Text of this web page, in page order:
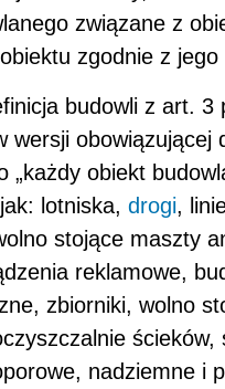
związane z
zgodnie z jego
budowli z art.
wersji obowiązującej
„każdy obiekt
lotniska, drogi,
stojące maszty
reklamowe,
zbiorniki, wolno
ścieków,
nadziemne i